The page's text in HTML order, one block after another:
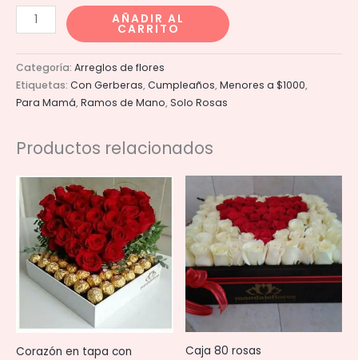
Ramo
rosa
pastel
cantidad
AÑADIR AL
CARRITO
Categoría: Arreglos de flores
Etiquetas: Con Gerberas,Cumpleaños,Menores a $1000,
Para Mamá,Ramos de Mano,Solo Rosas
Productos relacionados
Corazón en tapa con
Caja 80 rosas